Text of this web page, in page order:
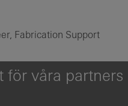
Fabrication Support
för våra partners